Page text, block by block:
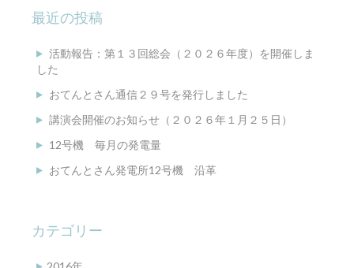
最近の投稿
活動報告：第１３回総会（２０２６年度）を開催しま
した
おてんとさん通信２９号を発行しました
講演会開催のお知らせ（２０２６年１月２５日）
12号機 毎月の発電量
おてんとさん発電所12号機 沿革
カテゴリー